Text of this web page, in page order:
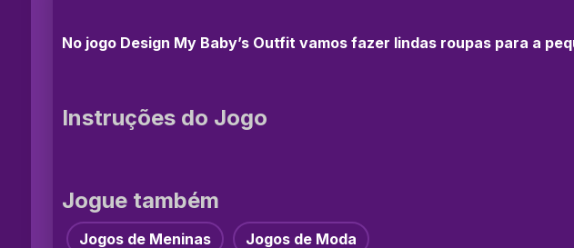
No jogo Design My Baby’s Outfit vamos fazer lindas roupas para a
Instruções do Jogo
Jogue também
Jogos de Meninas Jogos de Moda